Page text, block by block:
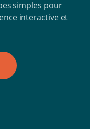
simples pour
interactive et